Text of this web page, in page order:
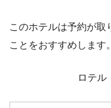
このホテルは予約が取
ことをおすすめします。
ロテル